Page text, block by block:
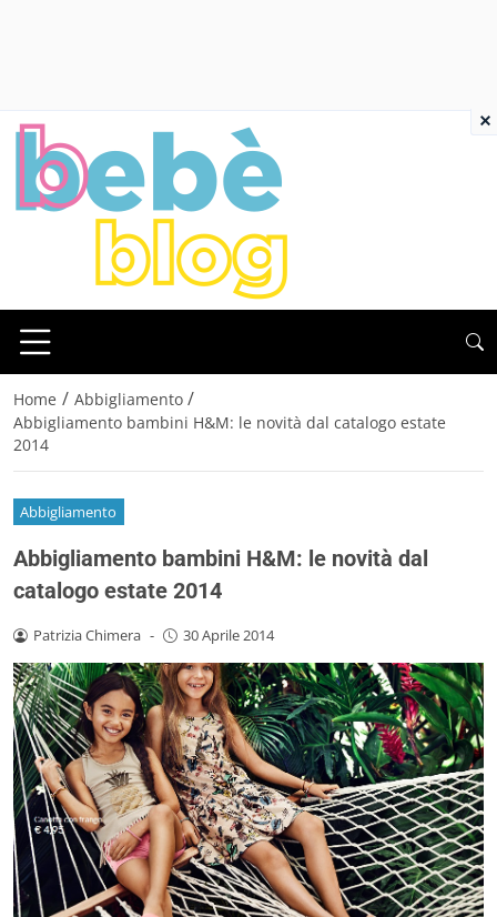
Home / Abbigliamento /
Abbigliamento bambini H&M: le novità dal catalogo estate
2014
Abbigliamento
Abbigliamento bambini H&M: le novità dal
catalogo estate 2014
Patrizia Chimera - 30 Aprile 2014
×